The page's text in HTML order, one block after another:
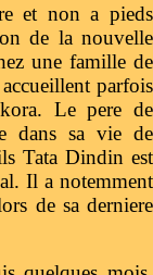
et non a pieds
de la nouvelle
une famille de
parfois
Le pere de
dans sa vie de
Tata Dindin est
Il a notemment
de sa derniere